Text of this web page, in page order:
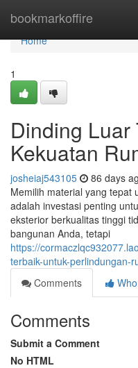
bookmarkoffire
Home
Home
1
Dinding Luar
Kekuatan
josheiaj543105 86 days
Memilih material yang tepat
adalah investasi penting
eksterior berkualitas tinggi
bangunan Anda, tetapi
https://
terbaik-untuk-perlindungan-
Comments
Comments
Submit a Comment
No HTML